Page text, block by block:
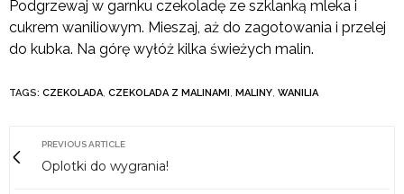
Podgrzewaj w garnku czekoladę ze szklanką mleka i
cukrem waniliowym. Mieszaj, aż do zagotowania i przelej
do kubka. Na górę wyłóż kilka świeżych malin.
TAGS: CZEKOLADA, CZEKOLADA Z MALINAMI, MALINY, WANILIA
PREVIOUS ARTICLE
Oplotki do wygrania!